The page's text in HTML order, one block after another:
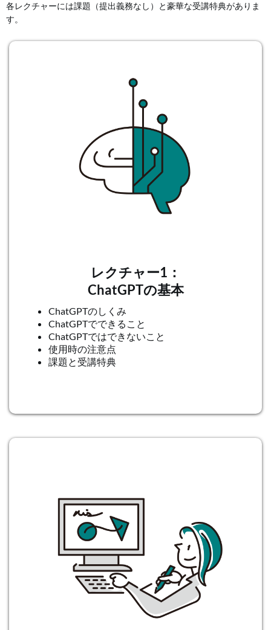
各レクチャーには課題（提出義務なし）と豪華な受講特典がありま
す。
レクチャー1：
ChatGPTの基本
ChatGPTのしくみ
ChatGPTでできること
ChatGPTではできないこと
使用時の注意点
課題と受講特典